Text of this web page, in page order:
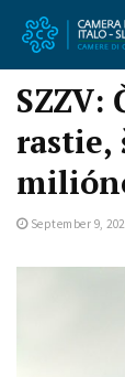
SZZV:
rastie,
September 9,